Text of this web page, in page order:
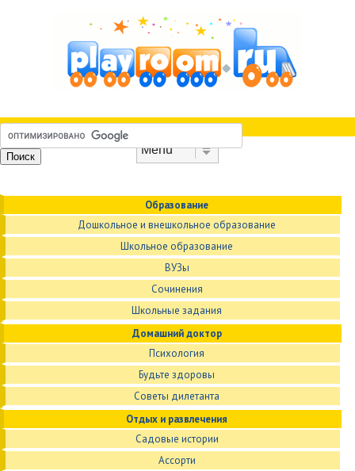
Образование
Дошкольное и внешкольное образование
Школьное образование
ВУЗы
Сочинения
Школьные задания
Домашний доктор
Психология
Будьте здоровы
Советы дилетанта
Отдых и развлечения
Садовые истории
Ассорти